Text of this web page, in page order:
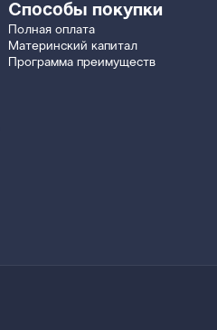
Способы покупки
Полная оплата
Материнский капитал
Программа преимуществ